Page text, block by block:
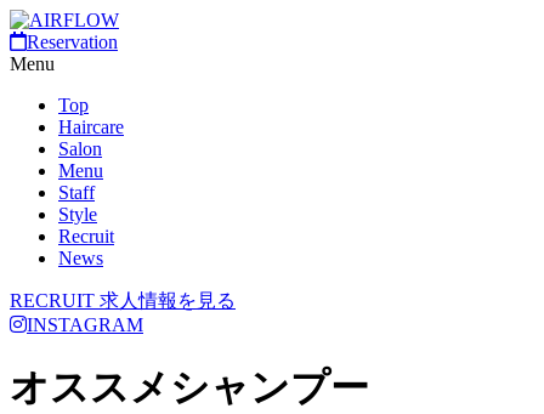
Reservation
Menu
Top
Haircare
Salon
Menu
Staff
Style
Recruit
News
RECRUIT 求人情報を見る
INSTAGRAM
オススメシャンプー